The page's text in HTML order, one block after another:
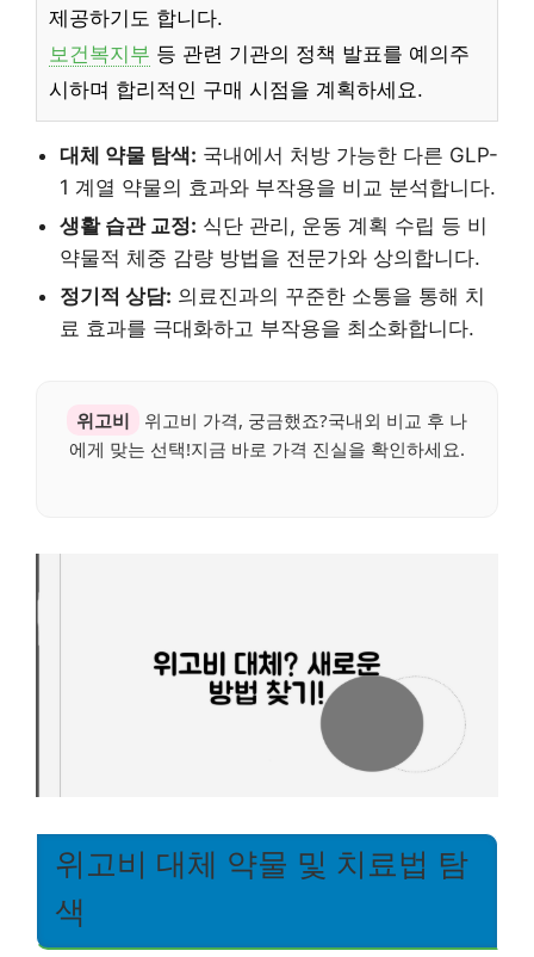
제공하기도 합니다.
보건복지부 등 관련 기관의 정책 발표를 예의주
시하며 합리적인 구매 시점을 계획하세요.
대체 약물 탐색: 국내에서 처방 가능한 다른 GLP-
1 계열 약물의 효과와 부작용을 비교 분석합니다.
생활 습관 교정: 식단 관리, 운동 계획 수립 등 비
약물적 체중 감량 방법을 전문가와 상의합니다.
정기적 상담: 의료진과의 꾸준한 소통을 통해 치
료 효과를 극대화하고 부작용을 최소화합니다.
위고비
위고비 가격, 궁금했죠?국내외 비교 후 나
에게 맞는 선택!지금 바로 가격 진실을 확인하세요.
위고비 대체 약물 및 치료법 탐
색